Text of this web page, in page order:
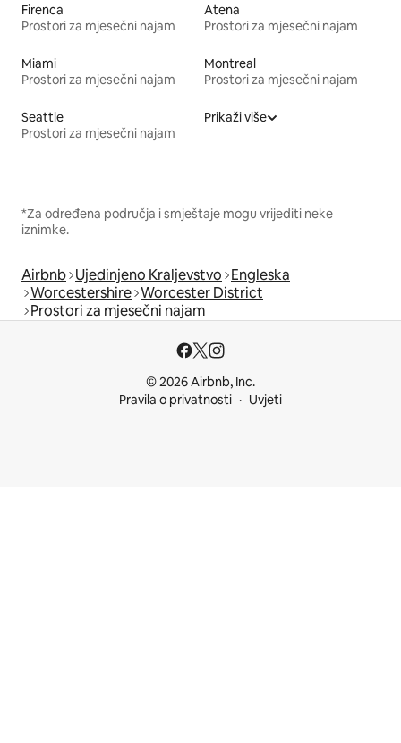
Firenca
Prostori za mjesečni najam
Atena
Prostori za mjesečni najam
Miami
Prostori za mjesečni najam
Montreal
Prostori za mjesečni najam
Seattle
Prostori za mjesečni najam
Prikaži više
*Za određena područja i smještaje mogu vrijediti neke
iznimke.
Airbnb Ujedinjeno Kraljevstvo Engleska
Worcestershire Worcester District
Prostori za mjesečni najam
© 2026 Airbnb, Inc.
Pravila o privatnosti
Uvjeti